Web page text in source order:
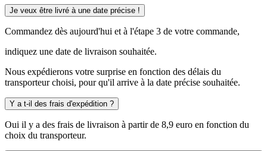
Je veux être livré à une date précise !
Commandez dès aujourd'hui et à l'étape 3 de votre commande,
indiquez une date de livraison souhaitée.
Nous expédierons votre surprise en fonction des délais du
transporteur choisi, pour qu'il arrive à la date précise souhaitée.
Y a t-il des frais d'expédition ?
Oui il y a des frais de livraison à partir de 8,9 euro en fonction du
choix du transporteur.